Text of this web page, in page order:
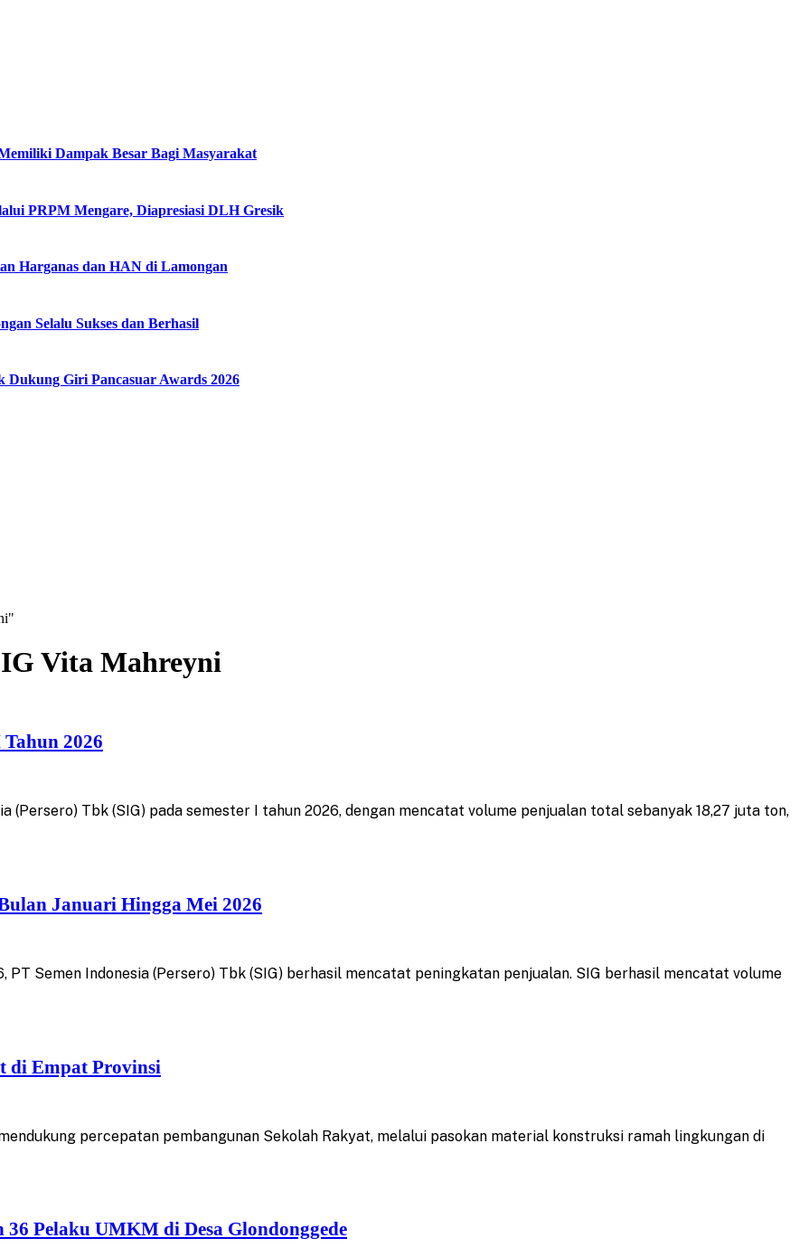
Dampak Besar Bagi Masyarakat
PRPM Mengare, Diapresiasi DLH Gresik
Harganas dan HAN di Lamongan
Selalu Sukses dan Berhasil
Giri Pancasuar Awards 2026
Vita Mahreyni
2026
(Persero) Tbk (SIG) pada semester I tahun 2026, dengan mencatat volume penjualan total sebanyak 18,27 juta ton,
Januari Hingga Mei 2026
PT Semen Indonesia (Persero) Tbk (SIG) berhasil mencatat peningkatan penjualan. SIG berhasil mencatat volume
di Empat Provinsi
percepatan pembangunan Sekolah Rakyat, melalui pasokan material konstruksi ramah lingkungan di
Pelaku UMKM di Desa Glondonggede